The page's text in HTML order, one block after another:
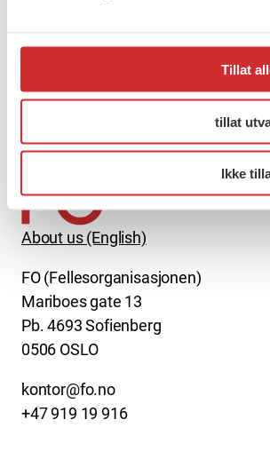
Tillat
tillat
Ikke
Møt Anneli i
About us (English)
FO (Fellesorganisasjonen)
Mariboes gate 13
Pb. 4693 Sofienberg
0506 OSLO
kontor@fo.no
+47 919 19 916